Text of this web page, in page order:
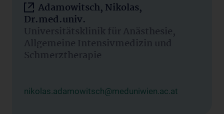
Adamowitsch, Nikolas,
Dr.med.univ.
Universitätsklinik für Anästhesie,
Allgemeine Intensivmedizin und
Schmerztherapie
nikolas.adamowitsch@meduniwien.ac.at